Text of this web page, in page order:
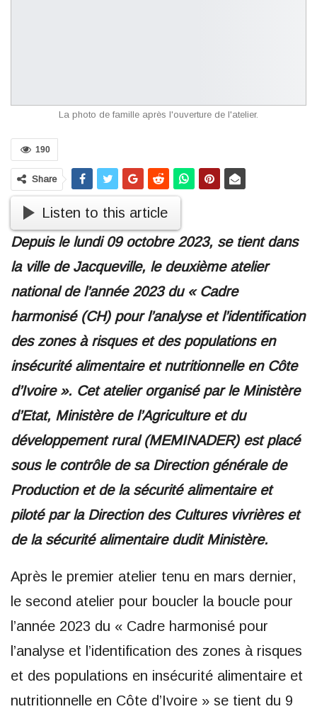
La photo de famille après l'ouverture de l'atelier.
190
Share
Listen to this article
Depuis le lundi 09 octobre 2023, se tient dans
la ville de Jacqueville, le deuxième atelier
national de l’année 2023 du « Cadre
harmonisé (CH) pour l’analyse et l’identification
des zones à risques et des populations en
insécurité alimentaire et nutritionnelle en Côte
d’Ivoire ». Cet atelier organisé par le Ministère
d’Etat, Ministère de l’Agriculture et du
développement rural (MEMINADER) est placé
sous le contrôle de sa Direction générale de
Production et de la sécurité alimentaire et
piloté par la Direction des Cultures vivrières et
de la sécurité alimentaire dudit Ministère.
Après le premier atelier tenu en mars dernier,
le second atelier pour boucler la boucle pour
l’année 2023 du « Cadre harmonisé pour
l’analyse et l’identification des zones à risques
et des populations en insécurité alimentaire et
nutritionnelle en Côte d’Ivoire » se tient du 9